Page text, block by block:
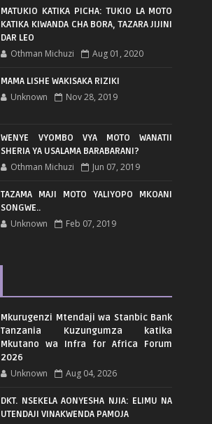
MATUKIO KATIKA PICHA: TUKIO LA MOTO
KATIKA KIWANDA CHA BORA, TAZARA JIJINI
DAR LEO
Othman Michuzi Aug 01, 2020
MAMA LISHE WAKISAKA RIZIKI
Unknown Nov 28, 2019
WENYE VYOMBO VYA MOTO WANATII
SHERIA YA USALAMA BARABARANI?
Othman Michuzi Jun 07, 2019
TAZAMA MAJI MOTO YALIYOPO MKOANI
SONGWE..
Unknown Feb 07, 2019
Mkurugenzi Mtendaji wa Stanbic Bank
Tanzania Kuzungumza katika
Mkutano wa Infra for Africa Forum
2026
Unknown Aug 04, 2026
DKT. NSEKELA AONYESHA NJIA: ELIMU NA
UTENDAJI VINAKWENDA PAMOJA